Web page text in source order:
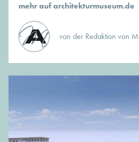
mehr auf architekturmuseum.de
von der Redaktion von